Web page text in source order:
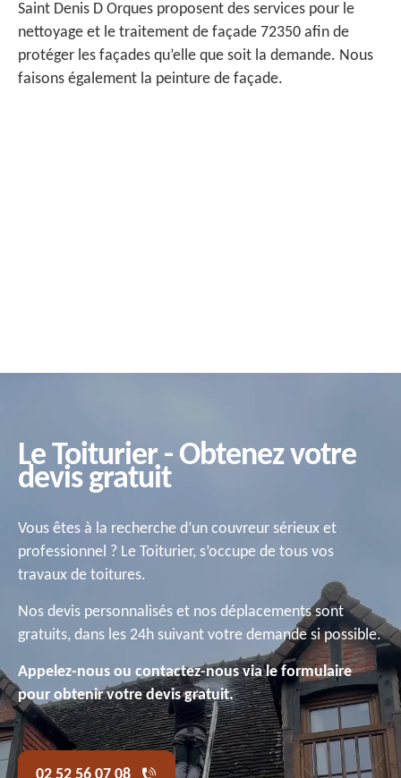
Saint Denis D Orques proposent des services pour le
nettoyage et le traitement de façade 72350 afin de
protéger les façades qu’elle que soit la demande. Nous
faisons également la peinture de façade.
Le Toiturier - Obtenez votre
devis gratuit
Vous êtes à la recherche d’un couvreur sérieux et
professionnel ? Le Toiturier, s’occupe de tous vos
travaux de toitures.
Nos devis personnalisés et nos déplacements sont
gratuits, dans les 24h suivant votre demande si possible.
Appelez-nous ou contactez-nous via le formulaire
pour obtenir votre devis gratuit.